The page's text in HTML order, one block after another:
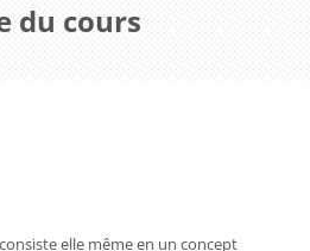
du cours
elle même en un concept